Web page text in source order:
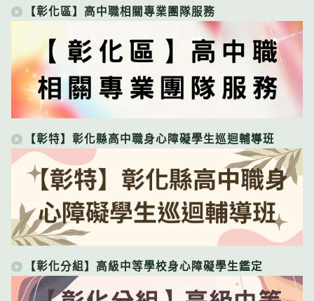
【彰化區】高中職相關專業團隊服務
【彰特】彰化縣高中職身心障礙學生巡迴輔導班
【彰化分組】高級中等學校身心障礙學生鑑定